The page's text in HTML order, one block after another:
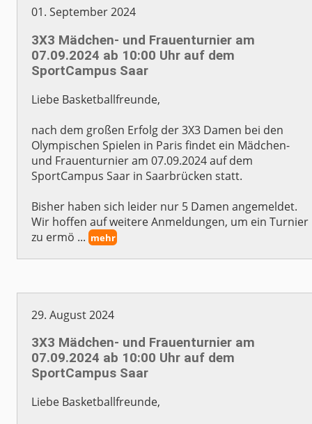
01. September 2024
3X3 Mädchen- und Frauenturnier am
07.09.2024 ab 10:00 Uhr auf dem
SportCampus Saar
Liebe Basketballfreunde,
nach dem großen Erfolg der 3X3 Damen bei den
Olympischen Spielen in Paris findet ein Mädchen-
und Frauenturnier am 07.09.2024 auf dem
SportCampus Saar in Saarbrücken statt.
Bisher haben sich leider nur 5 Damen angemeldet.
Wir hoffen auf weitere Anmeldungen, um ein Turnier
zu ermö ... mehr
29. August 2024
3X3 Mädchen- und Frauenturnier am
07.09.2024 ab 10:00 Uhr auf dem
SportCampus Saar
Liebe Basketballfreunde,